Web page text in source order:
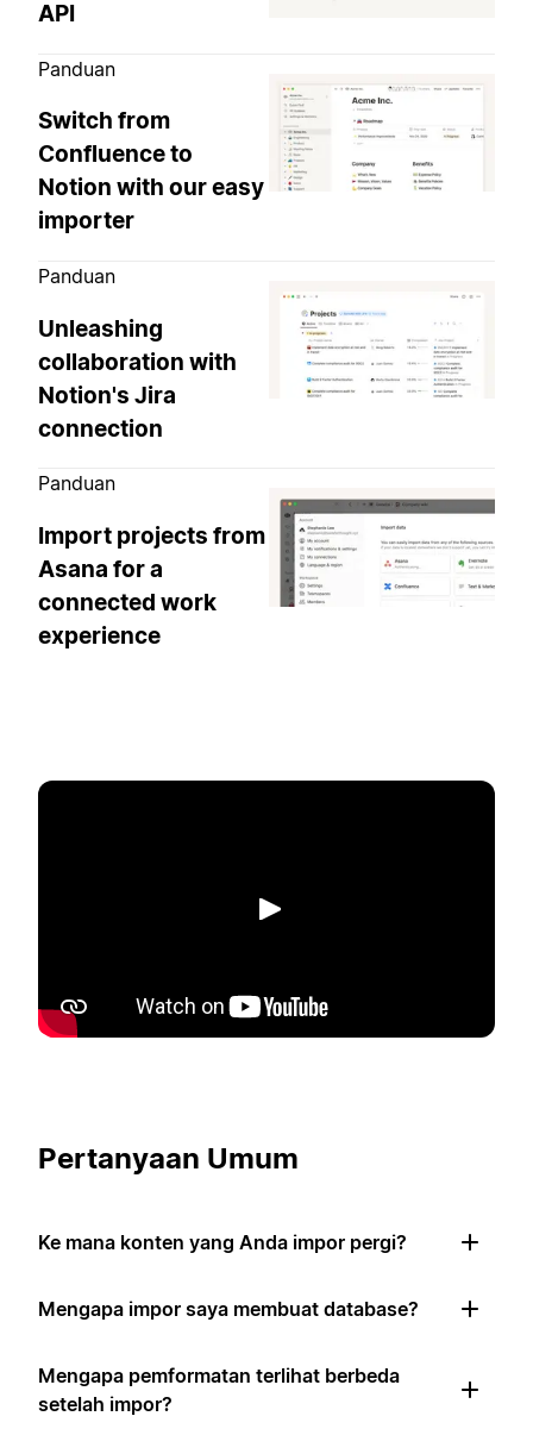
API
Panduan
Switch from
Confluence to
Notion with our easy
importer
Panduan
Unleashing
collaboration with
Notion's Jira
connection
Panduan
Import projects from
Asana for a
connected work
experience
Putar
Pertanyaan Umum
Ke mana konten yang Anda impor pergi?
Mengapa impor saya membuat database?
Mengapa pemformatan terlihat berbeda
setelah impor?